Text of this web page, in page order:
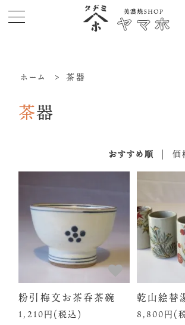
ホーム > 茶器
茶器
おすすめ順 | 価
粉引梅文お茶呑茶碗
1,210円(税込)
乾山絵替
8,800円(